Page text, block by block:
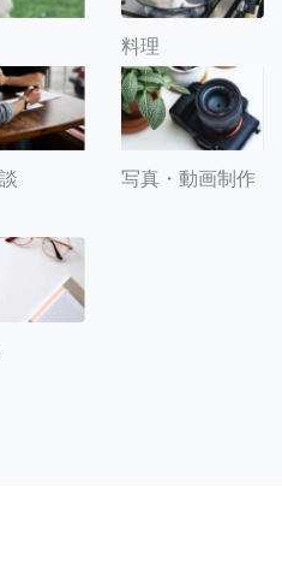
料理
写真・動画制作